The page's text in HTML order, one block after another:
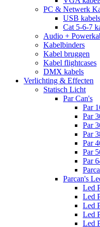
PC & Netwerk
USB kabels
Cat 5-6-7
Audio +
Kabelbinders
Kabel bruggen
Kabel flightcases
DMX kabels
Verlichting & Effecten
Statisch Licht
Par Can's
Par
Par
Par
Par
Par
Par
Par
Parcan's
Led
Led
Led
Led
Led